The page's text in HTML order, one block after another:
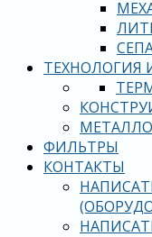
ТЕХНОЛОГИЯ
ФИЛЬТРЫ
КОНТАКТЫ